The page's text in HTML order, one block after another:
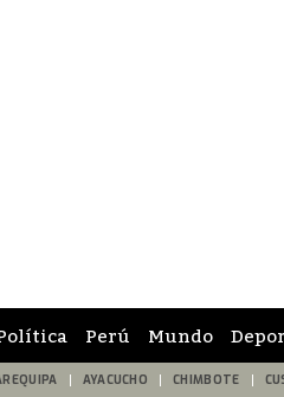
Perú Mundo
AYACUCHO CHIMBOTE